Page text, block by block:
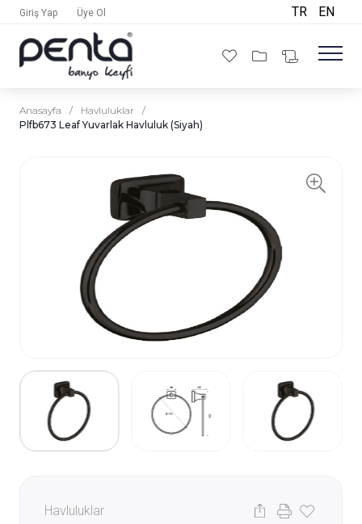
Giriş Yap Üye Ol TR EN
Anasayfa / Havluluklar
/
Plfb673 Leaf Yuvarlak Havluluk (Siyah)
Havluluklar